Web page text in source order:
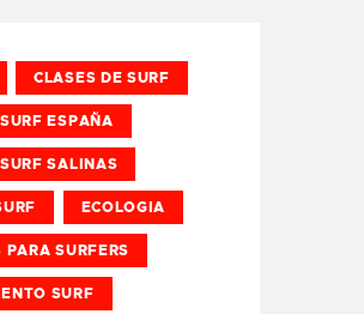
CLASES DE SURF
ESPAÑA
SALINAS
ECOLOGIA
PARA SURFERS
SURF